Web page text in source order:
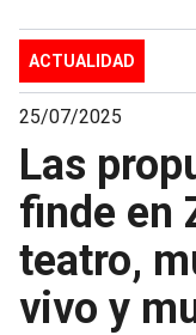
ACTUALIDAD
25/07/2025
Las
finde en
teatro,
vivo y